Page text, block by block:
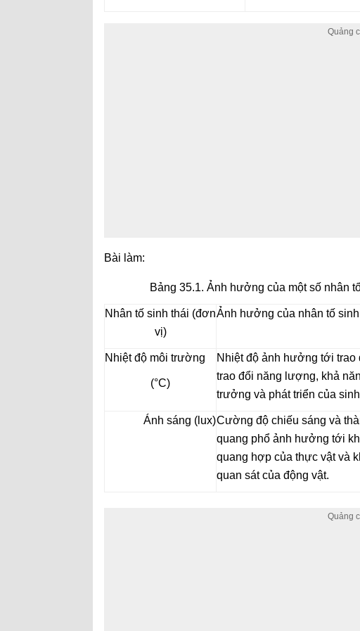
Bài làm:
Bảng 35.1. Ảnh hưởng của một số nhân
Nhân tố sinh thái (đơn
vị)
Ảnh hưởng của nhân tố
Nhiệt độ môi trường
(°C)
Nhiệt độ ảnh hưởng tới trao
trao đổi năng lượng, khả
trưởng và phát triển của
Ánh sáng (lux)Cường độ chiếu sáng và
quang phổ ảnh hưởng tới
quang hợp của thực vật và
quan sát của động vật.